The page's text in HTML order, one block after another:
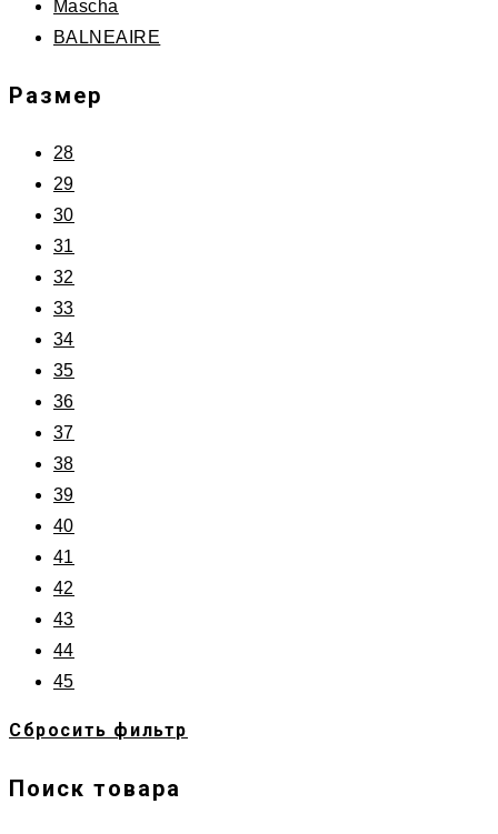
Mascha
BALNEAIRE
Размер
28
29
30
31
32
33
34
35
36
37
38
39
40
41
42
43
44
45
Сбросить фильтр
Поиск товара